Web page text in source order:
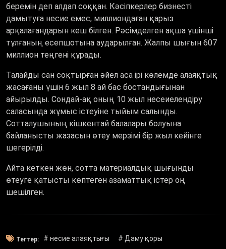
беремін деп алдап соққан. Кәсіпкерлер бизнесті
дамытуға несие емес, миллиондаған қарыз
арқалағандарын кеш білген. Рәсімделген ақша үшінші
тұлғаның есепшотына аударылған. Жалпы шығын 607
миллион теңгені құрады.
Талайды сан соқтырған әйел аса ірі көлемде алаяқтық
жасағаны үшін 6 жыл 8 ай бас бостандығынан
айырылды. Сондай-ақ оның 10 жыл несеиелендіру
саласында жұмыс істеуіне тыйым салынды.
Сотталушының кішкентай балалары болуына
байланысты жазасын өтеу мерзімі бір жыл кейінге
шегерілді.
Айта кеткен жөн, сотта материалдық шығынды
өтеуге қатысты көптеген азаматтық істер оң
шешілген.
Тегтер: # несие алаяқтығы
# Даму қоры